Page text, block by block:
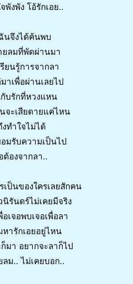
พังพัง โอ้รักเอย..
นจึงได้ค้นพบ
ยลมที่พัดผ่านมา
รียนรู้การจากลา
าเพื่อผ่านเลยไป
บรักที่หวงแหน
จะเสียดายแค่ไหน
งทำใจไม่ได้
มรับความเป็นไป
ต้องจากลา..
เป็นของใครเลยสักคน
รันดร์ไม่เคยมีจริง
อเจอพบเจอเพื่อลา
ารักเอยอยู่ไหน
มา อยากจะลาก็ไป
ลม.. ไม่เคยบอก..